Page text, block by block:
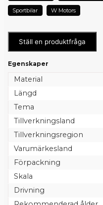
Sportbilar W Motors
Ställ en produktfråga
Egenskaper
Material
Längd
Tema
Tillverkningsland
Tillverkningsregion
Varumärkesland
Förpackning
Skala
Drivning